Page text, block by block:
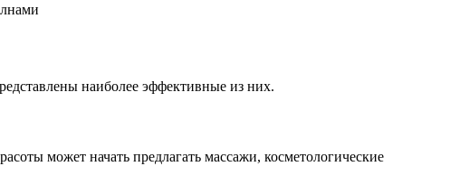
наиболее эффективные из них.
может начать предлагать массажи, косметологические